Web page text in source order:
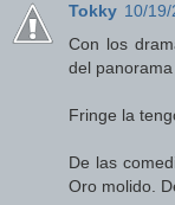
Tokky 10/19/
Con los
del
Fringe la
De las
Oro molido.